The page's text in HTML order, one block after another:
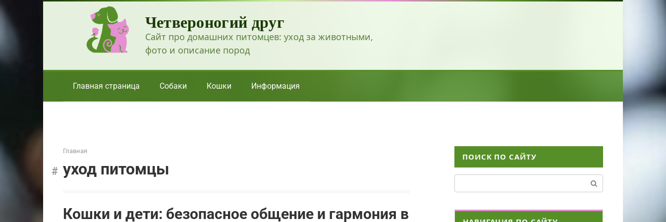
Перейти
Четвероногий друг
Сайт про домашних питомцев: уход за животными,
фото и описание пород
Главная страница Собаки Кошки Информация
Главная
уход питомцы
Кошки и дети: безопасное общение и гармония в
ПОИСК ПО САЙТУ